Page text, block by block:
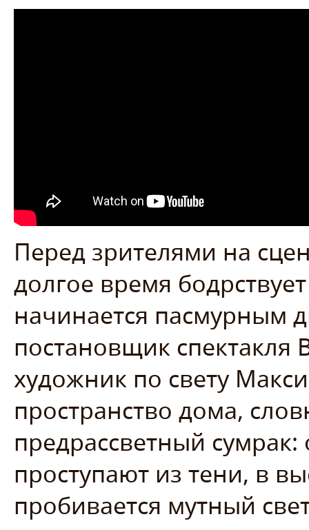
Перед зрителями на
долгое время
начинается пасмурным
постановщик
художник по свету
пространство дома,
предрассветный
проступают из тени, в
пробивается мутный